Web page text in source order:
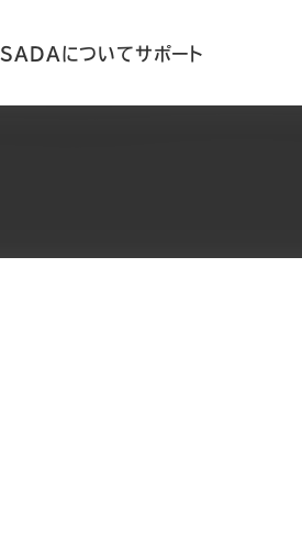
SADAについてサポート